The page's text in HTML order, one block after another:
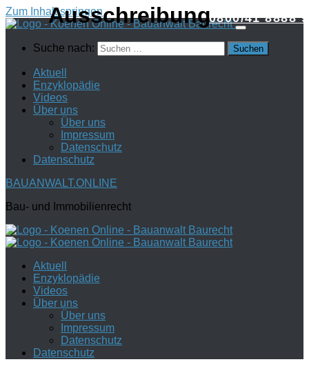
Zum Inhalt springen
Suche nach:
Aktuell
Enzyklopädie
Videos
Über uns
Über uns
Impressum
Datenschutz
Datenschutz
BAUANWALT.ONLINE
Bau- und Immobilienrecht
Aktuell
Enzyklopädie
Videos
Über uns
Über uns
Impressum
Datenschutz
Datenschutz
0800/41 8888 9